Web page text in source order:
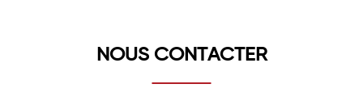
NOUS CONTACTER